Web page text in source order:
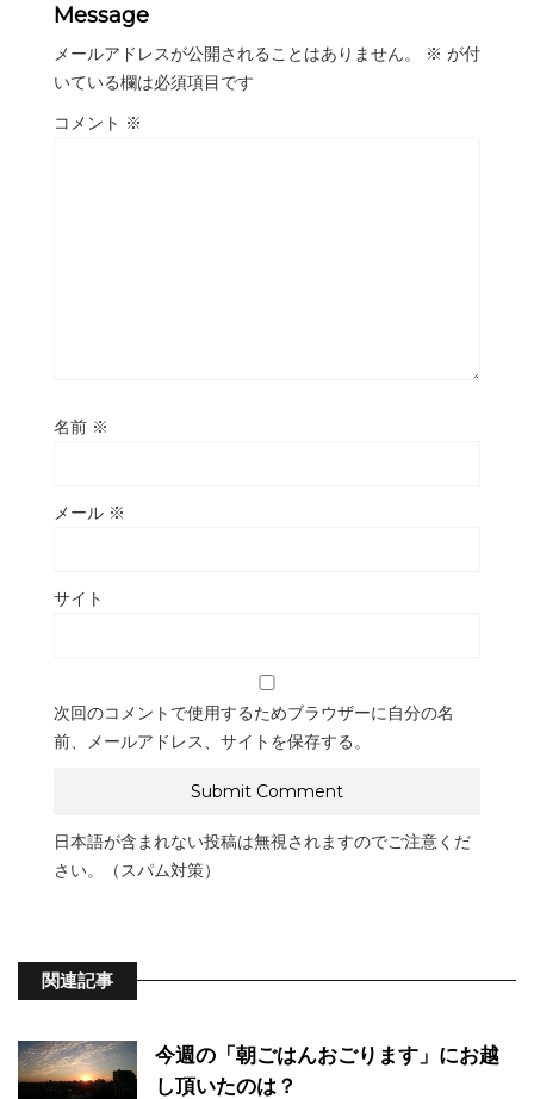
Message
メールアドレスが公開されることはありません。 ※ が付
いている欄は必須項目です
コメント ※
名前 ※
メール ※
サイト
次回のコメントで使用するためブラウザーに自分の名
前、メールアドレス、サイトを保存する。
日本語が含まれない投稿は無視されますのでご注意くだ
さい。（スパム対策）
関連記事
今週の「朝ごはんおごります」にお越
し頂いたのは？